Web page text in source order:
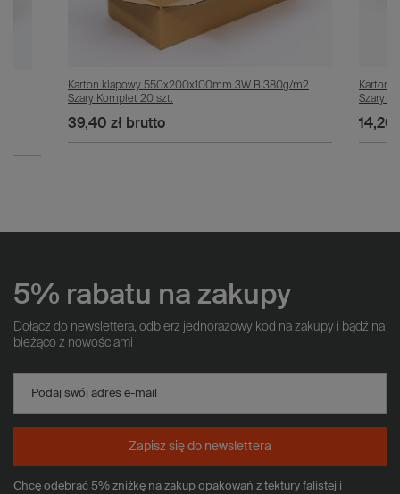
Karton klapowy 550x200x100mm 3W B 380g/m2
Szary Komplet 20 szt.
39,40 złbrutto
Karton
Szary
14,20
5% rabatu na zakupy
Dołącz do newslettera, odbierz jednorazowy kod na zakupy i bądź na
bieżąco z nowościami
Podaj swój adres e-mail
Chcę odebrać 5% zniżkę na zakup opakowań z tektury falistej i
Zapisz się do newslettera